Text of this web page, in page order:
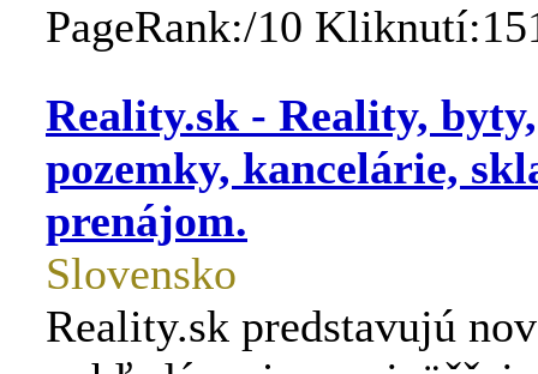
PageRank:/10
Reality.sk - Reality,
pozemky, kancelárie,
prenájom.
Slovensko
Reality.sk predstavujú